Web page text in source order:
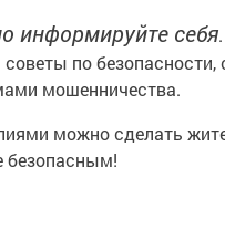
информируйте себя
по безопасности,
мошенничества.
можно сделать
безопасным!